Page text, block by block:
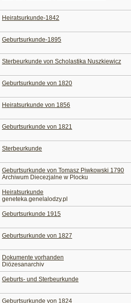
Heiratsurkunde-1842
Geburtsurkunde-1895
Sterbeurkunde von Scholastika Nuszkiewicz
Geburtsurkunde von 1820
Heiratsurkunde von 1856
Geburtsurkunde von 1821
Sterbeurkunde
Geburtsurkunde von Tomasz Piwkowski 1790
Archiwum Diecezjalne w Plocku
Heiratsurkunde
geneteka.genelalodzy.pl
Geburtsurkunde 1915
Geburtsurkunde von 1827
Dokumente vorhanden
Diözesanarchiv
Geburts- und Sterbeurkunde
Geburtsurkunde von 1824